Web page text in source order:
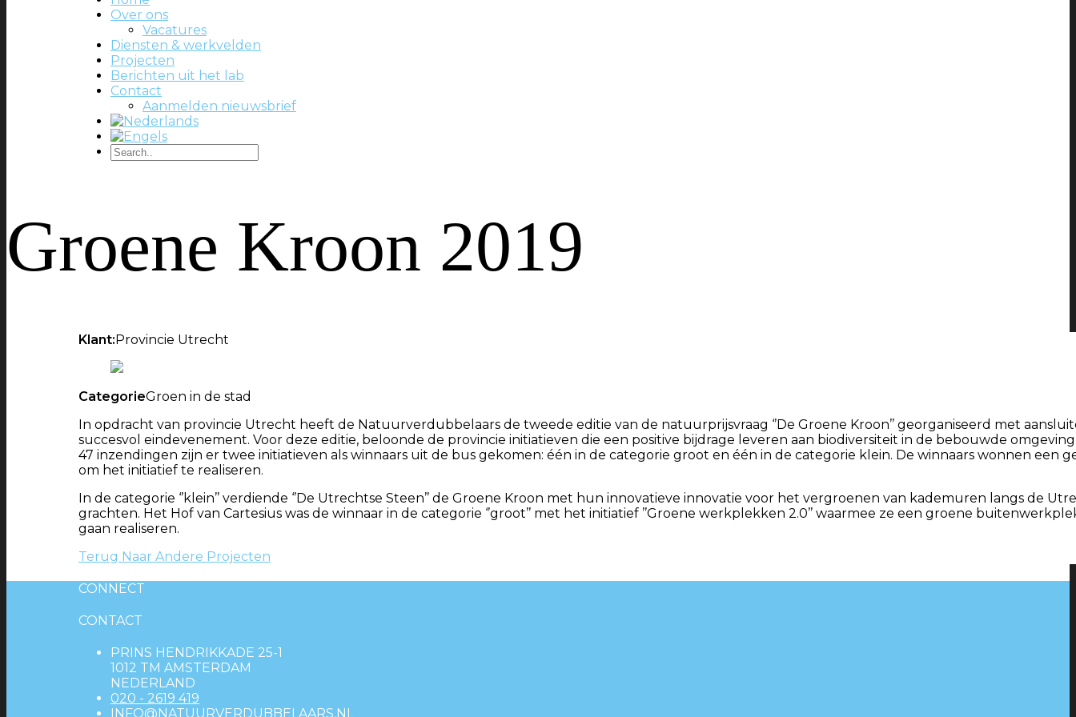
Over ons
Vacatures
Diensten & werkvelden
Projecten
Berichten uit het lab
Contact
Aanmelden nieuwsbrief
Groene Kroon 2019
Klant:Provincie Utrecht
CategorieGroen in de stad
In opdracht van provincie Utrecht heeft de Natuurverdubbelaars de tweede editie van de natuurprijsvraag ‘’De Groene Kroon’’ georganiseerd met
succesvol eindevenement. Voor deze editie, beloonde de provincie initiatieven die een positive bijdrage leveren aan biodiversiteit in de bebouwde
47 inzendingen zijn er twee initiatieven als winnaars uit de bus gekomen: één in de categorie groot en één in de categorie klein. De winnaars wonnen een
om het initiatief te realiseren.
In de categorie ‘’klein’’ verdiende ‘’De Utrechtse Steen’’ de Groene Kroon met hun innovatieve innovatie voor het vergroenen van kademuren langs de
grachten. Het Hof van Cartesius was de winnaar in de categorie ‘’groot’’ met het initiatief ’’Groene werkplekken 2.0’’ waarmee ze een groene
gaan realiseren.
Terug Naar Andere Projecten
CONNECT
CONTACT
PRINS HENDRIKKADE 25-1
1012 TM AMSTERDAM
NEDERLAND
020 - 2619 419
INFO@NATUURVERDUBBELAARS.NL